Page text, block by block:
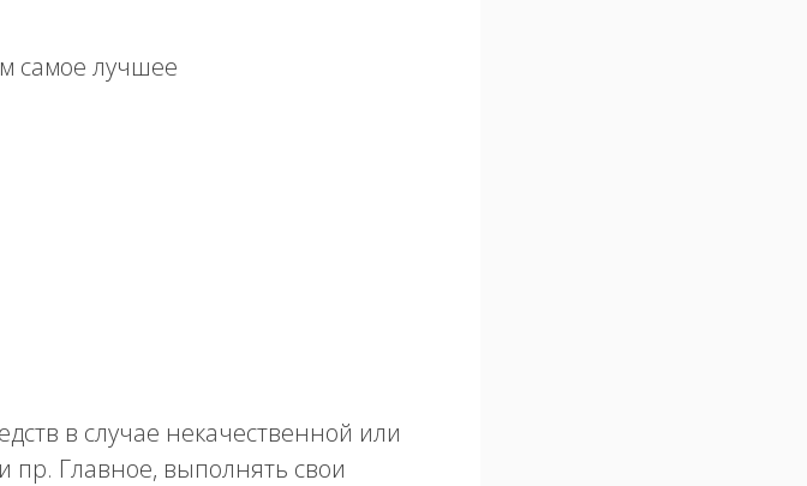
самое лучшее
в случае некачественной или
пр. Главное, выполнять свои